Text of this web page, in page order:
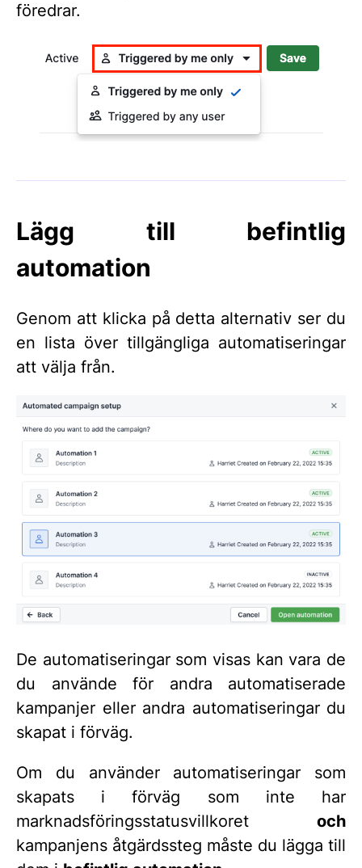
föredrar.
Lägg till befintlig
automation
Genom att klicka på detta alternativ ser du
en lista över tillgängliga automatiseringar
att välja från.
De automatiseringar som visas kan vara de
du använde för andra automatiserade
kampanjer eller andra automatiseringar du
skapat i förväg.
Om du använder automatiseringar som
skapats i förväg som inte har
marknadsföringsstatusvillkoret och
kampanjens åtgärdssteg måste du lägga till